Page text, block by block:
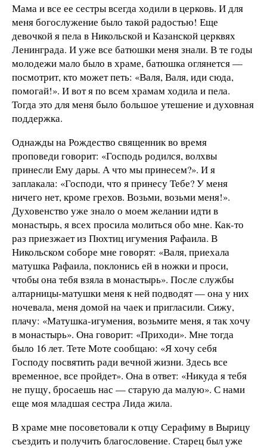
Мама и все ее сестры всегда ходили в церковь. И для
меня богослужение было такой радостью! Еще
девочкой я пела в Никольской и Казанской церквях
Ленинграда. И уже все батюшки меня знали. В те годы
молодежи мало было в храме, батюшка оглянется —
посмотрит, кто может петь: «Валя, Валя, иди сюда,
помогай!». И вот я по всем храмам ходила и пела.
Тогда это для меня было большое утешение и духовная
поддержка.
Однажды на Рождество священник во время
проповеди говорит: «Господь родился, волхвы
принесли Ему дары. А что мы принесем?». И я
заплакала: «Господи, что я принесу Тебе? У меня
ничего нет, кроме грехов. Возьми, возьми меня!».
Духовенство уже знало о моем желании идти в
монастырь, я всех просила молиться обо мне. Как-то
раз приезжает из Пюхтиц игумения Рафаила. В
Никольском соборе мне говорят: «Валя, приехала
матушка Рафаила, поклонись ей в ножки и проси,
чтобы она тебя взяла в монастырь». После службы
алтарницы-матушки меня к ней подводят — она у них
ночевала, меня домой на чаек и пригласили. Сижу,
плачу: «Матушка-игумения, возьмите меня, я так хочу
в монастырь». Она говорит: «Приходи». Мне тогда
было 16 лет. Тете Моте сообщаю: «Я хочу себя
Господу посвятить ради вечной жизни. Здесь все
временное, все пройдет». Она в ответ: «Никуда я тебя
не пущу, бросаешь нас — старую да малую». С нами
еще моя младшая сестра Лида жила.
В храме мне посоветовали к отцу Серафиму в Вырицу
съездить и получить благословение. Старец был уже